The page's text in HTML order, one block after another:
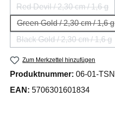
Red Devil / 2,30 cm / 1,6 g
(Diese Option ist
Green Gold / 2,30 cm / 1,6 g
(Diese Option
Black Gold / 2,30 cm / 1,6 g
(Diese Option
Zum Merkzettel hinzufügen
Produktnummer: 06-01-
EAN: 5706301601834